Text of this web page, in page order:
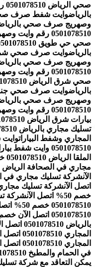
بالرياض
وصهريج صرف صحي
0501078510 رقم وايت وصهريج صرف صحي بالرياض
بالرياض
وصهريج صرف صحي
0501078510 رقم وايت وصهريج صرف صحي بالرياض
بالرياض
وصهريج صرف صحي
0501078510 رقم وايت وصهريج صرف صحي بالرياض
بيارات شرق الرياض 0501078510 افضل خدمات شفط البيارات
المجاري وشفط البيارات
0501078510 وايت شفط بيارات بالرياض
الملقا الرياض 0501078510 خصم 50% اتصل الآن
الآن
اتصل الآن
خصم 50% اتصل الآن
شركة
0501078510 خصم 50% اتصل الآن
0501078510 اتصل الآن خصم 50% لا تتردد
بالرياض 0501078510 اتصل الآن خصم 50% لا تتردد
المجاري 0501078510 اتصل الآن خصم 50% لا تتردد
المجاري 0501078510 اتصل الآن خصم 50% لا تتردد
في الحمام والمطبخ 0501078510 اتصل الآن خصم 50% لا تتردد